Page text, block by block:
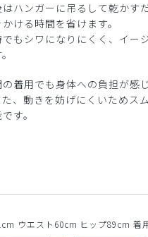
はハンガーに吊るして乾かす
ける時間を省けます。
でもシワになりにくく、イー
着用でも身体への負担が感
た、動きを妨げにくいためス
す。
ウエスト60cm ヒップ89cm 着